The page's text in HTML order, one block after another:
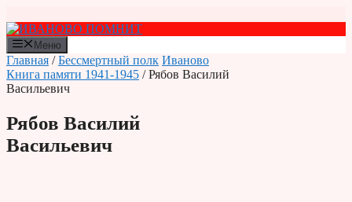
к
содержимому
Меню
Главная /Бессмертный полк Иваново
Книга памяти 1941-1945 / Рябов Василий
Васильевич
Рябов Василий
Васильевич